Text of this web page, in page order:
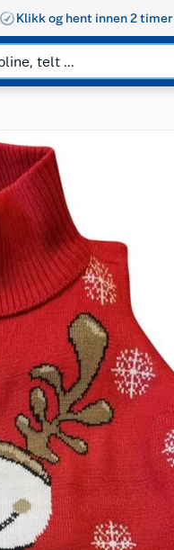
Klikk og hent innen 2 timer